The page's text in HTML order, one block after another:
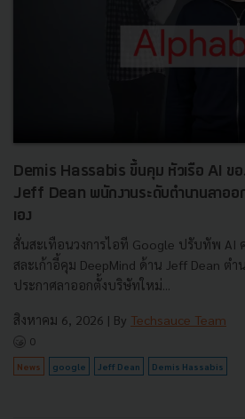
Demis Hassabis ขึ้นคุม หัวเรือ AI ข
Jeff Dean พนักงานระดับตำนานลาอ
เอง
สั่นสะเทือนวงการไอที Google ปรับทัพ AI
สละเก้าอี้คุม DeepMind ด้าน Jeff Dean ต
ประกาศลาออกตั้งบริษัทใหม่...
สิงหาคม 6, 2026 | By Techsauce Team
0
News google Jeff Dean Demis Hassabis